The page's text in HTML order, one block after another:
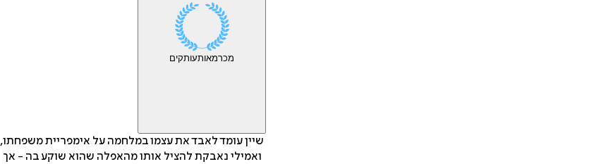
מכרמאותעותקים
שיין עומד לאבד את עצמו במלחמה על אימפריית משפחתו,
ואמילי נאבקת להציל אותו מהאפלה שהוא שוקע בה - אך